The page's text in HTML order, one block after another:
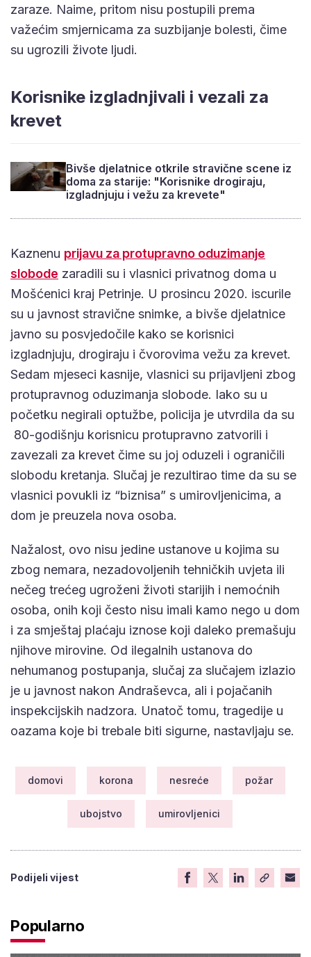
zaraze. Naime, pritom nisu postupili prema
važećim smjernicama za suzbijanje bolesti, čime
su ugrozili živote ljudi.
Korisnike izgladnjivali i vezali za
krevet
Bivše djelatnice otkrile stravične scene iz
doma za starije: "Korisnike drogiraju,
izgladnjuju i vežu za krevete"
Kaznenu prijavu za protupravno oduzimanje
slobode zaradili su i vlasnici privatnog doma u
Mošćenici kraj Petrinje. U prosincu 2020. iscurile
su u javnost stravične snimke, a bivše djelatnice
javno su posvjedočile kako se korisnici
izgladnjuju, drogiraju i čvorovima vežu za krevet.
Sedam mjeseci kasnije, vlasnici su prijavljeni zbog
protupravnog oduzimanja slobode. Iako su u
početku negirali optužbe, policija je utvrdila da su
80-godišnju korisnicu protupravno zatvorili i
zavezali za krevet čime su joj oduzeli i ograničili
slobodu kretanja. Slučaj je rezultirao time da su se
vlasnici povukli iz “biznisa” s umirovljenicima, a
dom je preuzela nova osoba.
Nažalost, ovo nisu jedine ustanove u kojima su
zbog nemara, nezadovoljenih tehničkih uvjeta ili
nečeg trećeg ugroženi životi starijih i nemoćnih
osoba, onih koji često nisu imali kamo nego u dom
i za smještaj plaćaju iznose koji daleko premašuju
njihove mirovine. Od ilegalnih ustanova do
nehumanog postupanja, slučaj za slučajem izlazio
je u javnost nakon Andraševca, ali i pojačanih
inspekcijskih nadzora. Unatoč tomu, tragedije u
oazama koje bi trebale biti sigurne, nastavljaju se.
domovi korona nesreće požar
ubojstvo umirovljenici
Podijeli vijest
Popularno